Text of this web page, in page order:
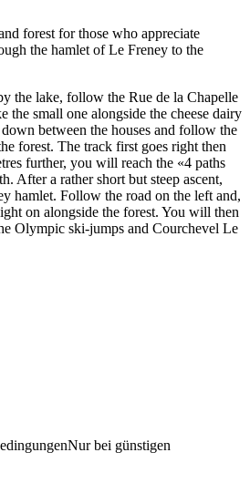
forest for those who appreciate
the hamlet of Le Freney to the
the lake, follow the Rue de la Chapelle
the small one alongside the cheese dairy
between the houses and follow the
forest. The track first goes right then
further, you will reach the «4 paths
After a rather short but steep ascent,
hamlet. Follow the road on the left and,
on alongside the forest. You will then
Olympic ski-jumps and Courchevel Le
Nur bei günstigen